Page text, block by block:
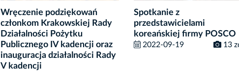
Wręczenie podziękowań
członkom Krakowskiej Rady
Działalności Pożytku
Publicznego IV kadencji oraz
inauguracja działalności Rady
V kadencji
Spotkanie z
przedstawicielami
koreańskiej firmy POSCO
2022-09-19 13